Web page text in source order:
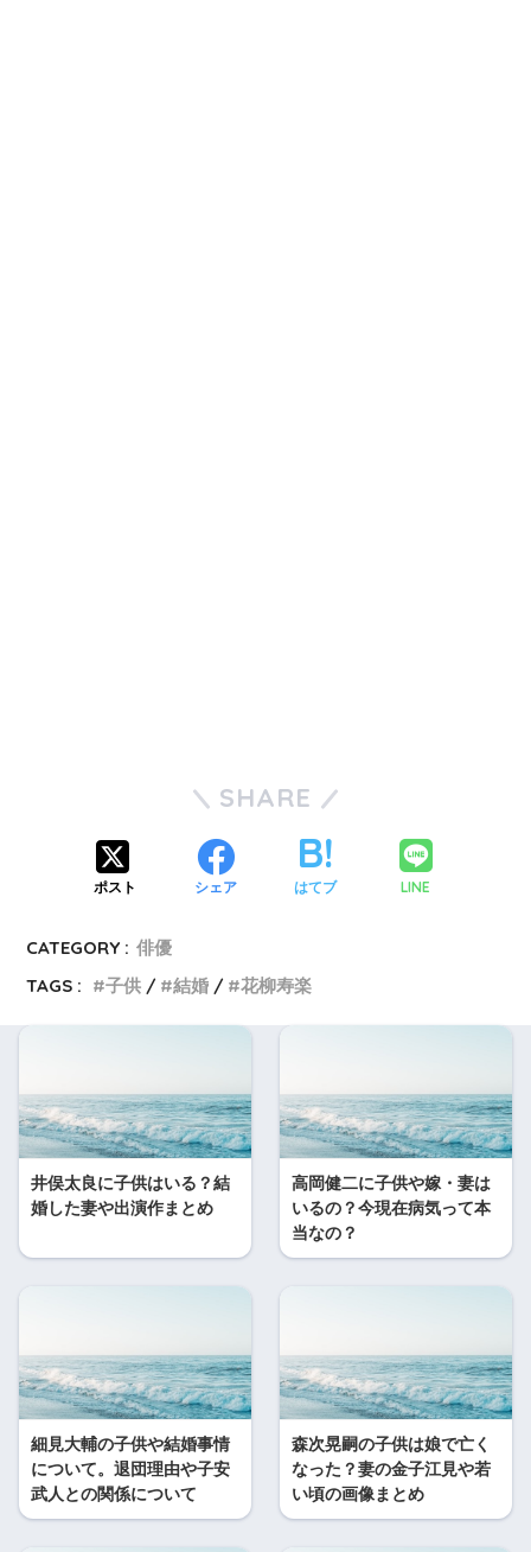
SHARE
ポスト シェア はてブ LINE
CATEGORY : 俳優
TAGS :
子供 結婚 花柳寿楽
井俣太良に子供はいる？結
婚した妻や出演作まとめ
高岡健二に子供や嫁・妻は
いるの？今現在病気って本
当なの？
細見大輔の子供や結婚事情
について。退団理由や子安
武人との関係について
森次晃嗣の子供は娘で亡く
なった？妻の金子江見や若
い頃の画像まとめ